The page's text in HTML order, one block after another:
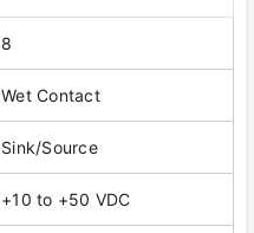
8
Wet Contact
Sink/Source
+10 to +50 VDC